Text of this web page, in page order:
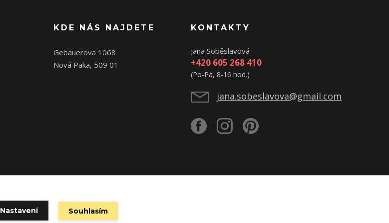
KDE NÁS NAJDETE
Gebauerova 1068
Nová Paka, 509 01
KONTAKTY
Jana Soběslavová
+420 605 268 410
(Po-Pá, 8-16 hod.)
jana.sobeslavova@gmail.com
Nastavení Souhlasím